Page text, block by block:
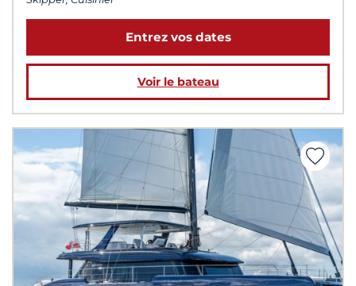
Entrez vos dates
Voir le bateau